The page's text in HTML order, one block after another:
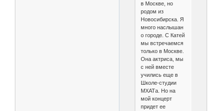
в Москве, но
родом из
Новосибирска. Я
много наслышан
о городе. С Катей
мы встречаемся
только в Москве.
Она актриса, мы
с ней вместе
учились еще в
Школе-студии
МХАТа. Но на
мой концерт
придет ее